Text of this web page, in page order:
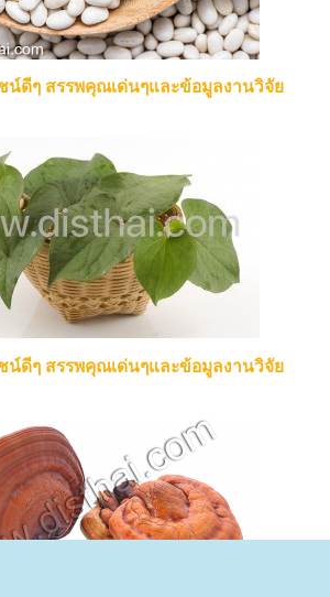
น์ดีๆ สรรพคุณเด่นๆและข้อมูลงานวิจัย
น์ดีๆ สรรพคุณเด่นๆและข้อมูลงานวิจัย